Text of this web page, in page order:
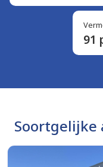
91
Soortgelijke